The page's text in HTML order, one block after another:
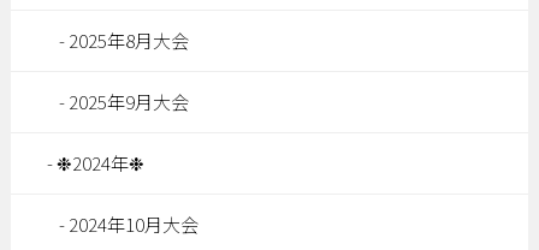
2025年8月大会
2025年9月大会
❉2024年❉
2024年10月大会